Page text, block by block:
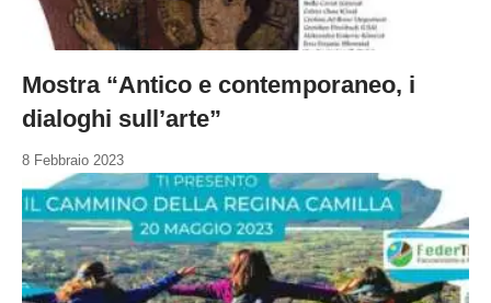
Mostra “Antico e contemporaneo, i
dialoghi sull’arte”
8 Febbraio 2023